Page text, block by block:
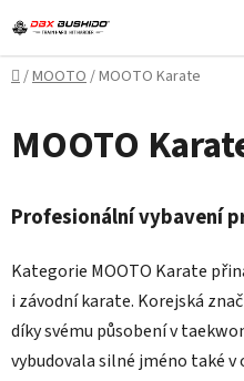
na
obsah
Domů
/MOOTO/MOOTO Karate
MOOTO
Profesionální vybavení
Kategorie MOOTO Karate
i závodní karate. Korejská
díky svému působení v
vybudovala silné jméno také v